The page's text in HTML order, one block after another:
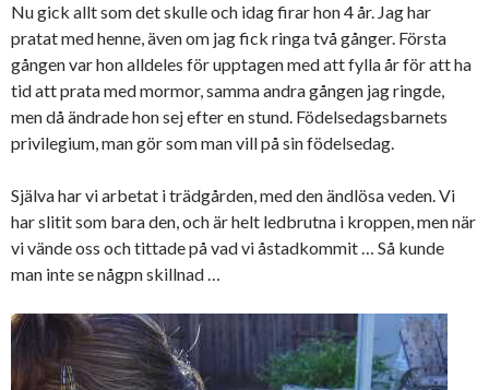
Nu gick allt som det skulle och idag firar hon 4 år. Jag har
pratat med henne, även om jag fick ringa två gånger. Första
gången var hon alldeles för upptagen med att fylla år för att ha
tid att prata med mormor, samma andra gången jag ringde,
men då ändrade hon sej efter en stund. Födelsedagsbarnets
privilegium, man gör som man vill på sin födelsedag.
Själva har vi arbetat i trädgården, med den ändlösa veden. Vi
har slitit som bara den, och är helt ledbrutna i kroppen, men när
vi vände oss och tittade på vad vi åstadkommit … Så kunde
man inte se någpn skillnad …